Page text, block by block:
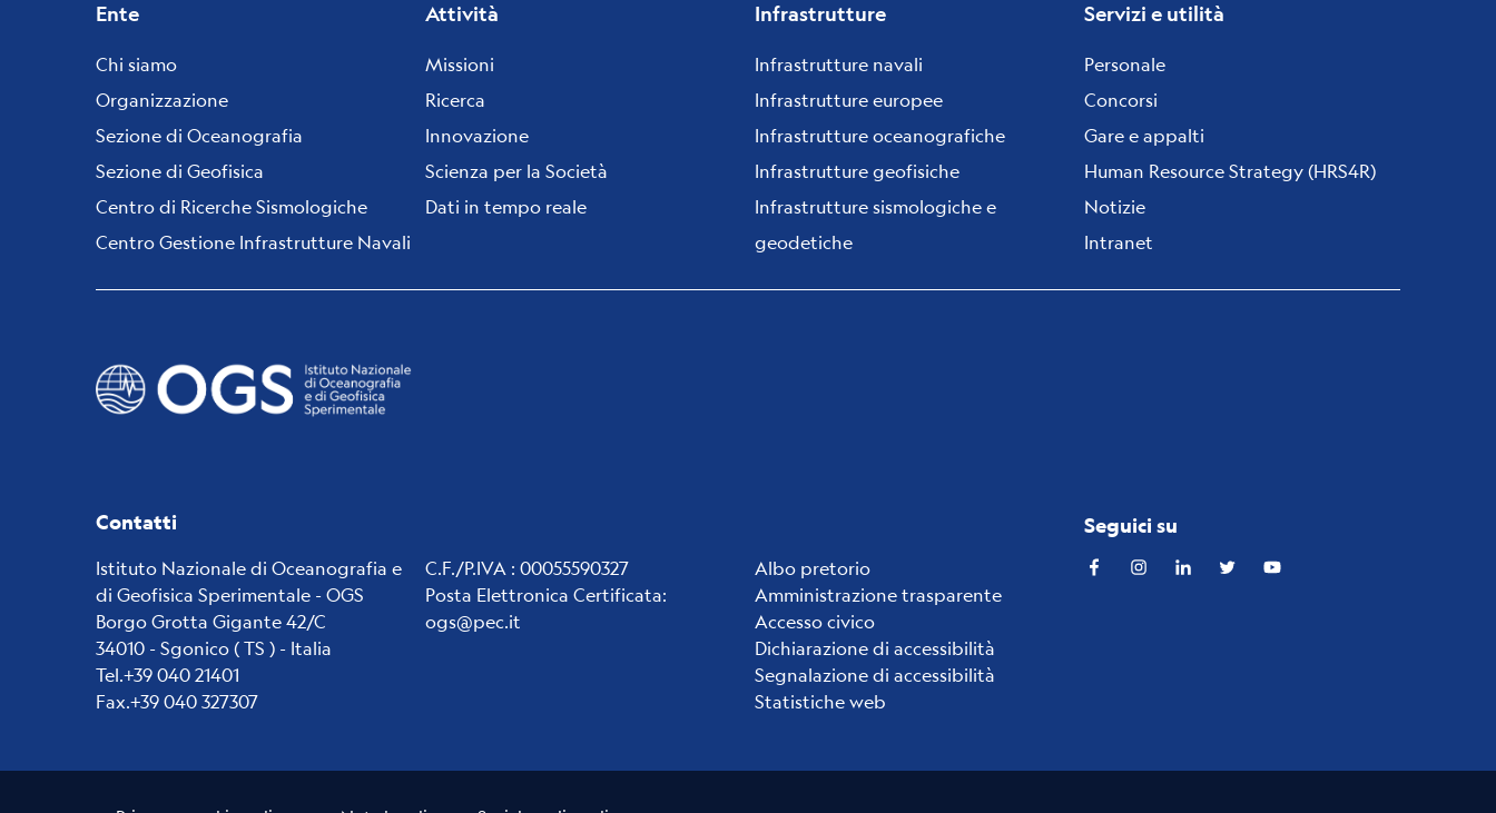
Footer
menu
Ente
Chi siamo
Organizzazione
Sezione di Oceanografia
Sezione di Geofisica
Centro di Ricerche Sismologiche
Centro Gestione Infrastrutture Navali
Attività
Missioni
Ricerca
Innovazione
Scienza per la Società
Dati in tempo reale
Infrastrutture
Infrastrutture navali
Infrastrutture europee
Infrastrutture oceanografiche
Infrastrutture geofisiche
Infrastrutture sismologiche e
geodetiche
Servizi e utilità
Personale
Concorsi
Gare e appalti
Human Resource Strategy (HRS4R)
Notizie
Intranet
Contatti
Istituto Nazionale di Oceanografia e
di Geofisica Sperimentale - OGS
Borgo Grotta Gigante 42/C
34010 - Sgonico ( TS ) - Italia
Tel.+39 040 21401
Fax.+39 040 327307
C.F./P.IVA : 00055590327
Posta Elettronica Certificata:
ogs@pec.it
Institute
links
Albo pretorio
Amministrazione trasparente
Accesso civico
Dichiarazione di accessibilità
Segnalazione di accessibilità
Statistiche web
Seguici su
FacebookInstagramLinkedinTwitter